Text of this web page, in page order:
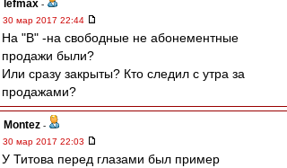
lefmax -
30 мар 2017 22:44
На "В" -на свободные не абонементные
продажи были?
Или сразу закрыты? Кто следил с утра за
продажами?
Montez -
30 мар 2017 22:03
У Титова перед глазами был пример